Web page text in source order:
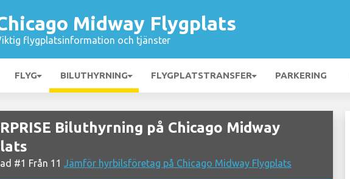
Midway Flygplats
flygplatsinformation och tjänster
FLYG BILUTHYRNING FLYGPLATSTRANSFER PARKERING
Biluthyrning på Chicago Midway
#1 Från 11 Jämför hyrbilsföretag på Chicago Midway Flygplats